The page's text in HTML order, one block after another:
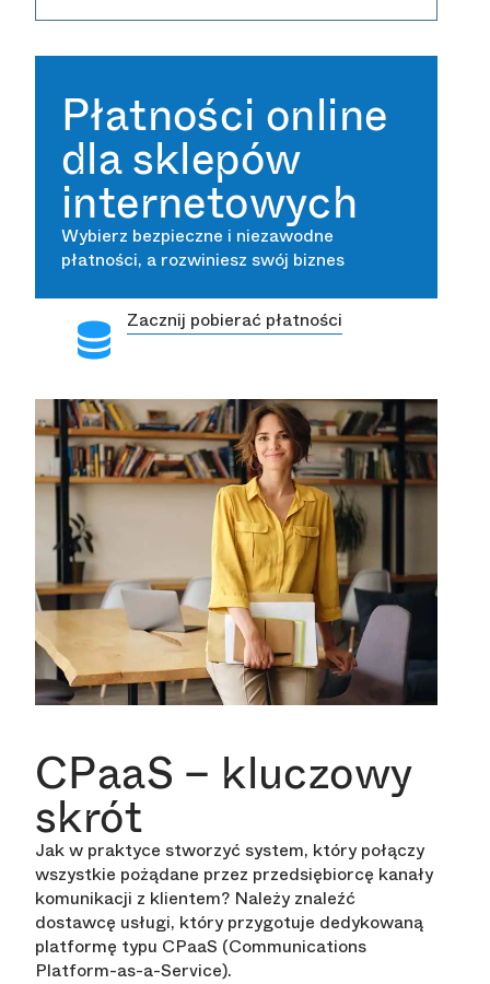
Płatności online
dla sklepów
internetowych
Wybierz bezpieczne i niezawodne
płatności, a rozwiniesz swój biznes
Zacznij pobierać płatności
CPaaS – kluczowy
skrót
Jak w praktyce stworzyć system, który połączy
wszystkie pożądane przez przedsiębiorcę kanały
komunikacji z klientem? Należy znaleźć
dostawcę usługi, który przygotuje dedykowaną
platformę typu CPaaS (Communications
Platform-as-a-Service).